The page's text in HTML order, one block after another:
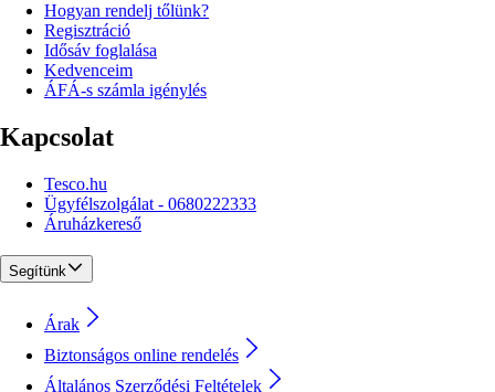
Hogyan rendelj tőlünk?
Regisztráció
Idősáv foglalása
Kedvenceim
ÁFÁ-s számla igénylés
Kapcsolat
Tesco.hu
Ügyfélszolgálat - 0680222333
Áruházkereső
Segítünk
Árak
Biztonságos online rendelés
Általános Szerződési Feltételek